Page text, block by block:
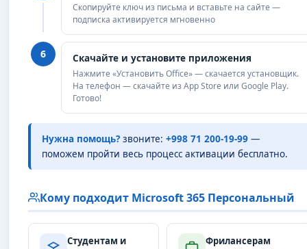
Скопируйте ключ из письма и вставьте на сайте —
подписка активируется мгновенно
6 Скачайте и установите приложения
Нажмите «Установить Office» — скачается установщик.
На телефон — скачайте из App Store или Google Play.
Готово!
Нужна помощь? звоните: +998 71 200-19-99 —
поможем пройти весь процесс активации бесплатно.
Кому подходит Microsoft 365 Персональный
Студентам и
Фрилансерам